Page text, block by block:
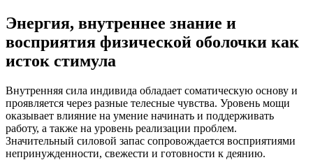
Энергия, внутреннее знание и
восприятия физической оболочки как
исток стимула
Внутренняя сила индивида обладает соматическую основу и
проявляется через разные телесные чувства. Уровень мощи
оказывает влияние на умение начинать и поддерживать
работу, а также на уровень реализации проблем.
Значительный силовой запас сопровождается восприятиями
непринужденности, свежести и готовности к деянию.